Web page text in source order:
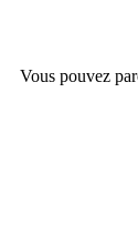
Vous pouvez